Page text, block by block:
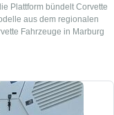
Plattform bündelt Corvette
aus dem regionalen
Fahrzeuge in Marburg